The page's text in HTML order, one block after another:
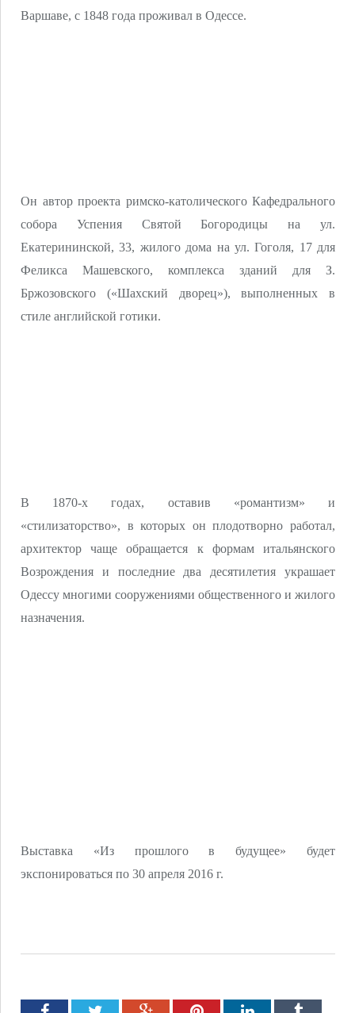
Варшаве, с 1848 года проживал в Одессе.
Он автор проекта римско-католического Кафедрального
собора Успения Святой Богородицы на ул.
Екатерининской, 33, жилого дома на ул. Гоголя, 17 для
Феликса Машевского, комплекса зданий для З.
Бржозовского («Шахский дворец»), выполненных в
стиле английской готики.
В 1870-х годах, оставив «романтизм» и
«стилизаторство», в которых он плодотворно работал,
архитектор чаще обращается к формам итальянского
Возрождения и последние два десятилетия украшает
Одессу многими сооружениями общественного и жилого
назначения.
Выставка «Из прошлого в будущее» будет
экспонироваться по 30 апреля 2016 г.